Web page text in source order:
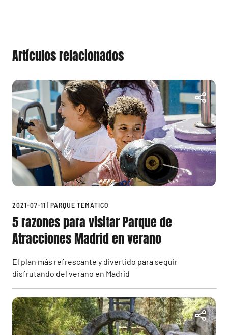
Artículos relacionados
2021-07-11 PARQUE TEMÁTICO
5 razones para visitar Parque de
Atracciones Madrid en verano
El plan más refrescante y divertido para seguir
disfrutando del verano en Madrid